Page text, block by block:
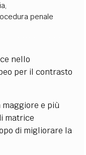
,
penale
nello
per il contrasto
maggiore e più
matrice
di migliorare la